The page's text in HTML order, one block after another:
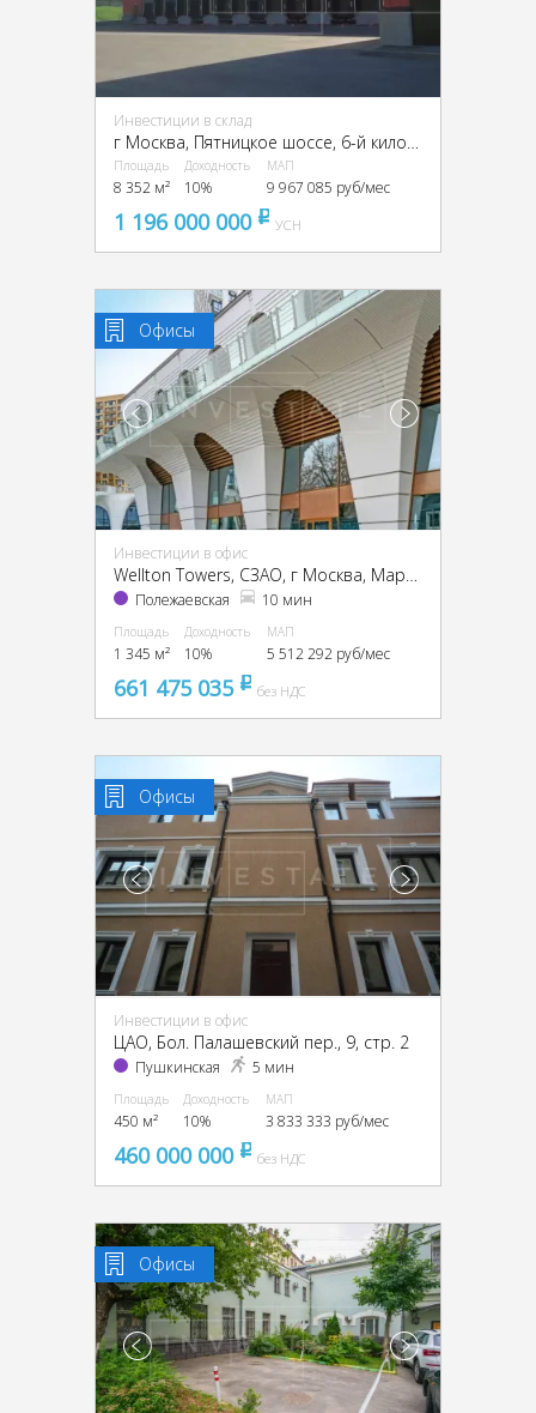
Инвестиции в склад
г Москва, Пятницкое шоссе, 6-й километр, г Москва, Пятницкое ш., 6
Площадь
8 352 м²
Доходность
10%
МАП
9 967 085 руб/мес
1 196 000 000 pуб
УСН
Офисы
Инвестиции в офис
Wellton Towers, CЗАО, г Москва, Маршала Жукова пр-т, 39
Полежаевская 10 мин
Площадь
1 345 м²
Доходность
10%
МАП
5 512 292 руб/мес
661 475 035 pуббез НДС
Офисы
Инвестиции в офис
ЦАО, Бол. Палашевский пер., 9, стр. 2
Пушкинская 5 мин
Площадь
450 м²
Доходность
10%
МАП
3 833 333 руб/мес
460 000 000 pуббез НДС
Офисы